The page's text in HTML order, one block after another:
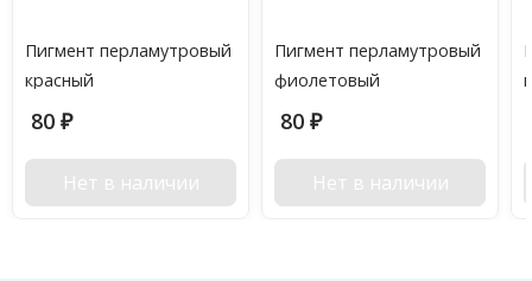
Пигмент перламутровый
красный
80 ₽
Нет в наличии
Пигмент перламутровый
фиолетовый
80 ₽
Нет в наличии